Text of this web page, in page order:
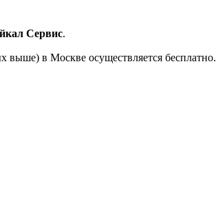
Сервис.
выше) в Москве осуществляется бесплатно.